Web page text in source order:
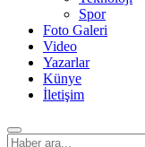
Spor
Foto Galeri
Video
Yazarlar
Künye
İletişim